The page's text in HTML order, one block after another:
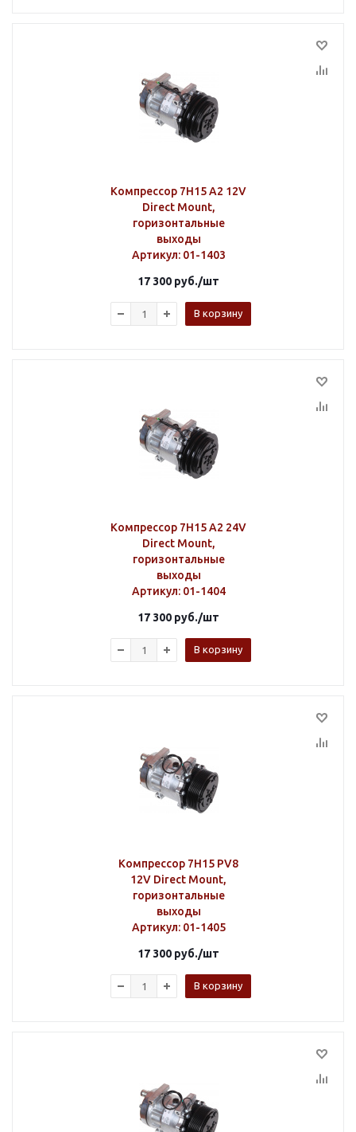
Компрессор 7H15 A2 12V
Direct Mount,
горизонтальные
выходы
Артикул: 01-1403
17 300 руб./шт
В корзину
Компрессор 7H15 A2 24V
Direct Mount,
горизонтальные
выходы
Артикул: 01-1404
17 300 руб./шт
В корзину
Компрессор 7H15 PV8
12V Direct Mount,
горизонтальные
выходы
Артикул: 01-1405
17 300 руб./шт
В корзину